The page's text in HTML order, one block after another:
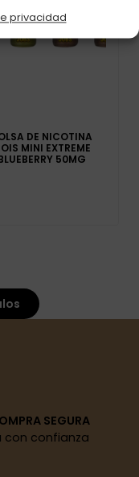
privacidad
DE NICOTINA
MINI EXTREME
50MG
SEGURA
con confianza